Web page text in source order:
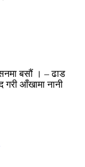
बसौं । – ढाड
गरी आँखामा नानी